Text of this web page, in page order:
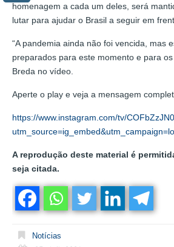
homenagem a cada um deles, será
lutar para ajudar o Brasil a seguir em
“A pandemia ainda não foi vencida, mas
preparados para este momento e para
Breda no vídeo.
Aperte o play e veja a mensagem
https://www.instagram.com/tv/
A reprodução deste material é
seja citada.
Notícias